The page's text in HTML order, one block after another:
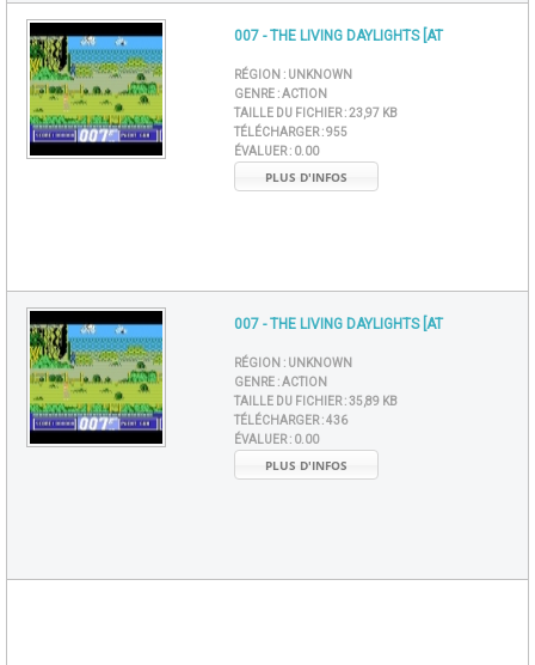
007 - THE LIVING DAYLIGHTS [AT
RÉGION : UNKNOWN
GENRE :ACTION
TAILLE DU FICHIER :23,97 KB
TÉLÉCHARGER :955
ÉVALUER : 0.00
PLUS D'INFOS
007 - THE LIVING DAYLIGHTS [AT
RÉGION : UNKNOWN
GENRE :ACTION
TAILLE DU FICHIER :35,89 KB
TÉLÉCHARGER :436
ÉVALUER : 0.00
PLUS D'INFOS